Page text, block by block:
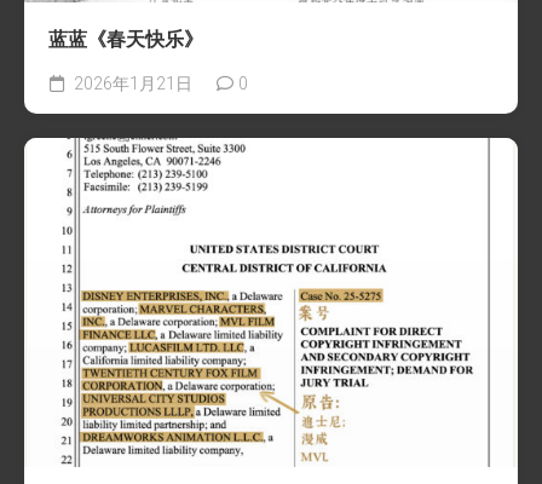
蓝蓝《春天快乐》
2026年1月21日 0